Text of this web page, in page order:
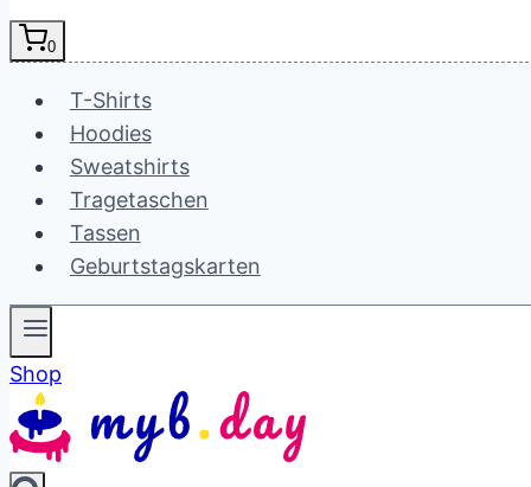
0
T-Shirts
Hoodies
Sweatshirts
Tragetaschen
Tassen
Geburtstagskarten
Shop